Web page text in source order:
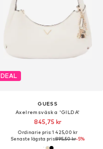
DEAL
GUESS
Axelremsväska 'GILDA'
845,75 kr
Ordinarie pris: 1 425,00 kr
Senaste lägsta pris:895,50 kr-5%